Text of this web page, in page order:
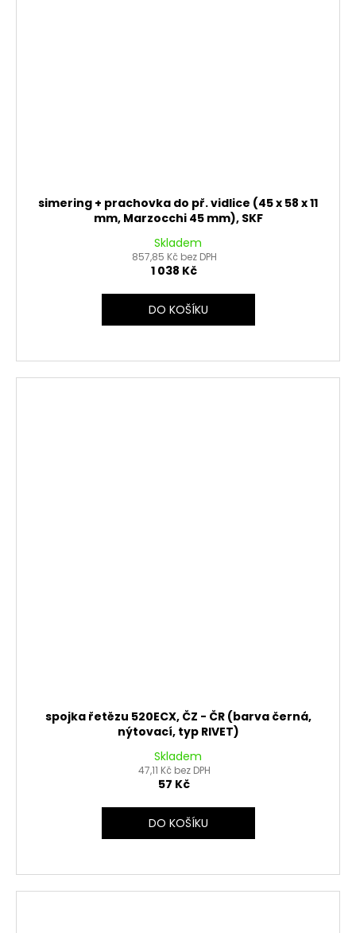
simering + prachovka do př. vidlice (45 x 58 x 11
mm, Marzocchi 45 mm), SKF
Skladem
857,85 Kč bez DPH
1 038 Kč
DO KOŠÍKU
spojka řetězu 520ECX, ČZ - ČR (barva černá,
nýtovací, typ RIVET)
Skladem
47,11 Kč bez DPH
57 Kč
DO KOŠÍKU